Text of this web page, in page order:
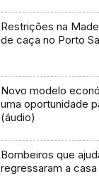
Restrições na
de caça no Porto
Novo modelo
uma oportunidade
(áudio)
Bombeiros que
regressaram a